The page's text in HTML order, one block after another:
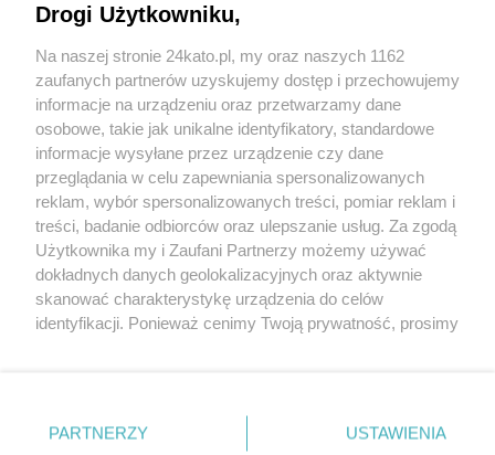
Wydawca mediów lokalnych
Nie zapomnij
zapoznać się z:
polityką prywatności regulamin korzystania z portali
Twojemiasto
Piekary Śląskie
Chorzów
Tarnowskie Góry
Gliwice
Skontakuj sięz nami
Kontakt
Wydawca
Redakcja
Drogi Użytkowniku,
Na naszej stronie 24kato.pl, my oraz naszych 1162
zaufanych partnerów uzyskujemy dostęp i przechowujemy
informacje na urządzeniu oraz przetwarzamy dane
osobowe, takie jak unikalne identyfikatory, standardowe
informacje wysyłane przez urządzenie czy dane
przeglądania w celu zapewniania spersonalizowanych
reklam, wybór spersonalizowanych treści, pomiar reklam i
treści, badanie odbiorców oraz ulepszanie usług. Za zgodą
Użytkownika my i Zaufani Partnerzy możemy używać
dokładnych danych geolokalizacyjnych oraz aktywnie
skanować charakterystykę urządzenia do celów
identyfikacji. Ponieważ cenimy Twoją prywatność, prosimy
prywatności znajdujący się w lewym dolnym rogu strony
. Niektóre rodzaje przetwarzania danych nie wymagają
PARTNERZY USTAWIENIA